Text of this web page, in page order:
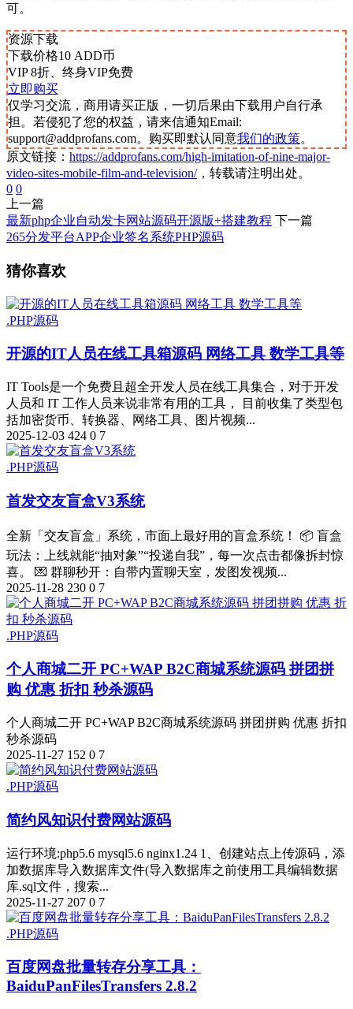
可。
资源下载
下载价格10 ADD币
VIP 8折、终身VIP免费
立即购买
仅学习交流，商用请买正版，一切后果由下载用户自行承
担。若侵犯了您的权益，请来信通知Email:
support@addprofans.com。购买即默认同意我们的政策。
原文链接： https://addprofans.com/high-imitation-of-nine-major-
video-sites-mobile-film-and-television/，转载请注明出处。
0 0
上一篇
最新php企业自动发卡网站源码开源版+搭建教程 下一篇
265分发平台APP企业签名系统PHP源码
猜你喜欢
.PHP源码
开源的IT人员在线工具箱源码 网络工具 数学工具等
IT Tools是一个免费且超全开发人员在线工具集合，对于开发
人员和 IT 工作人员来说非常有用的工具， 目前收集了类型包
括加密货币、转换器、网络工具、图片视频...
2025-12-03 424 0 7
.PHP源码
首发交友盲盒V3系统
全新「交友盲盒」系统，市面上最好用的盲盒系统！ 📦 盲盒
玩法：上线就能“抽对象”“投递自我”，每一次点击都像拆封惊
喜。 💌 群聊秒开：自带内置聊天室，发图发视频...
2025-11-28 230 0 7
.PHP源码
个人商城二开 PC+WAP B2C商城系统源码 拼团拼
购 优惠 折扣 秒杀源码
个人商城二开 PC+WAP B2C商城系统源码 拼团拼购 优惠 折扣
秒杀源码
2025-11-27 152 0 7
.PHP源码
简约风知识付费网站源码
运行环境:php5.6 mysql5.6 nginx1.24 1、创建站点上传源码，添
加数据库导入数据库文件(导入数据库之前使用工具编辑数据
库.sql文件，搜索...
2025-11-27 207 0 7
.PHP源码
百度网盘批量转存分享工具：
BaiduPanFilesTransfers 2.8.2